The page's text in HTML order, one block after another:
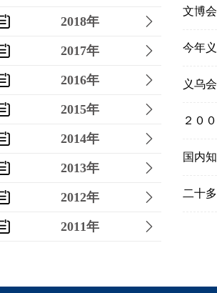
2018年
2017年
2016年
2015年
2014年
2013年
2012年
2011年
2009年
文博
今年
义乌
２０
国内
二十